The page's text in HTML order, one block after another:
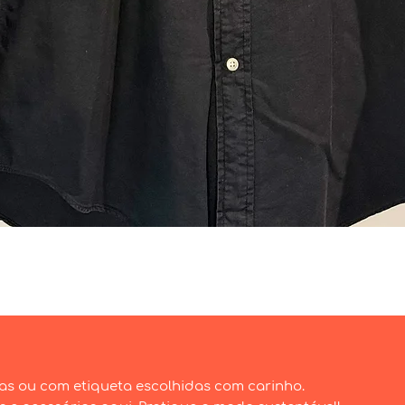
ou com etiqueta escolhidas com carinho.